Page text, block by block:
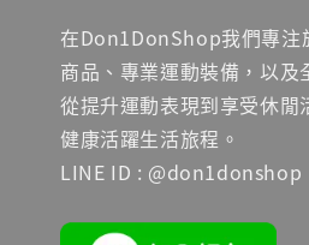
在Don1DonShop我們專注
商品、專業運動裝備，以及
從提升運動表現到享受休閒
健康活躍生活旅程。
LINE ID : @don1donshop